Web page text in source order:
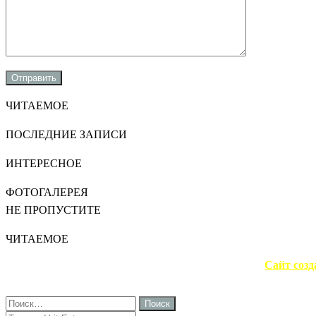
ЧИТАЕМОЕ
ПОСЛЕДНИЕ ЗАПИСИ
ИНТЕРЕСНОЕ
ФОТОГАЛЕРЕЯ
НЕ ПРОПУСТИТЕ
ЧИТАЕМОЕ
Сайт
Close
Найти: